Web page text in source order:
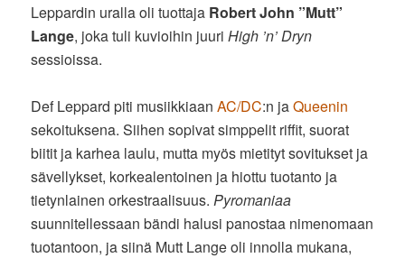
Leppardin uralla oli tuottaja Robert John ”Mutt”
Lange, joka tuli kuvioihin juuriHigh ’n’ Dryn
sessioissa.
Def Leppard piti musiikkiaanAC/DC:n jaQueenin
sekoituksena. Siihen sopivat simppelit riffit, suorat
biitit ja karhea laulu, mutta myös mietityt sovitukset ja
sävellykset, korkealentoinen ja hiottu tuotanto ja
tietynlainen orkestraalisuus. Pyromaniaa
suunnitellessaan bändi halusi panostaa nimenomaan
tuotantoon, ja siinä Mutt Lange oli innolla mukana,